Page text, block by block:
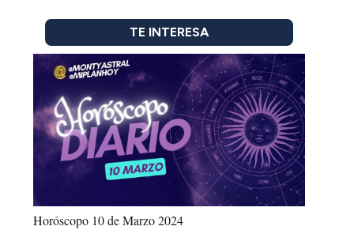
TE INTERESA
Horóscopo 10 de Marzo 2024